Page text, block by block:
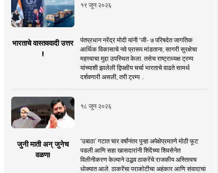
१९ जून २०२६
भारताचे वास्तववादी उत्तर
!
पंतप्रधान नरेंद्र मोदी यांनी 'जी- ७ परिषदेत जागतिक
आर्थिक विकासाचे नवे प्रारूप मांडताना, सागरी सुरक्षेचा
महत्त्वाचा मुद्दा उपस्थित केला. तसेच राष्ट्राध्यक्ष ट्रम्प
यांच्याशी झालेली द्विपक्षीय चर्चा भारताचे वाढते सामर्थ
दर्शवणारी असली, तरी ट्रम्प ..
१८ जून २०२६
जुनी माती अन् जुनेच
वळण!
‘उबाठा’ गटात चार वर्षांनंतर पुन्हा अपेक्षेप्रमााणे मोठी फूट
पडली आणि सहा खासदारांनी शिंदेंच्या शिवसेनेत
विलीनीकरण केल्याने उद्धव ठाकरेंचे राजकीय अस्तित्वच
धोक्यात आले. ठाकरेंचा पराकोटीचा अहंकार आणि संवादाचा